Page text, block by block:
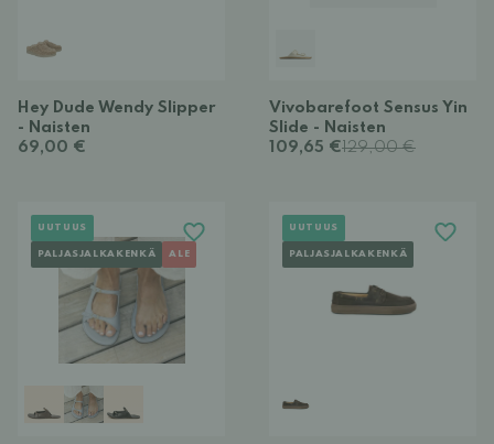
Hey Dude Wendy Slipper
- Naisten
69,00 €
Vivobarefoot Sensus Yin
Slide - Naisten
109,65 €129,00 €
UUTUUS
PALJASJALKAKENKÄ ALE
UUTUUS
PALJASJALKAKENKÄ